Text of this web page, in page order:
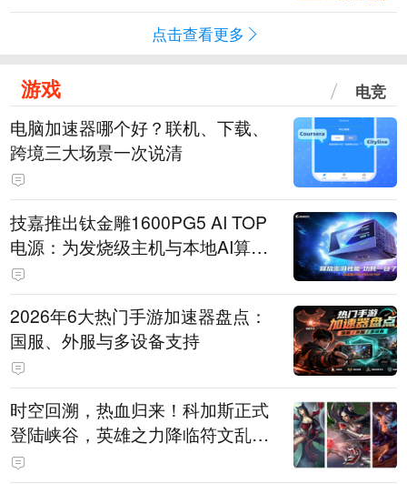
点击查看更多
游戏 电竞
电脑加速器哪个好？联机、下载、
跨境三大场景一次说清
技嘉推出钛金雕1600PG5 AI TOP
电源：为发烧级主机与本地AI算力
打造旗舰供电方案
2026年6大热门手游加速器盘点：
国服、外服与多设备支持
时空回溯，热血归来！科加斯正式
登陆峡谷，英雄之力降临符文乱
斗！